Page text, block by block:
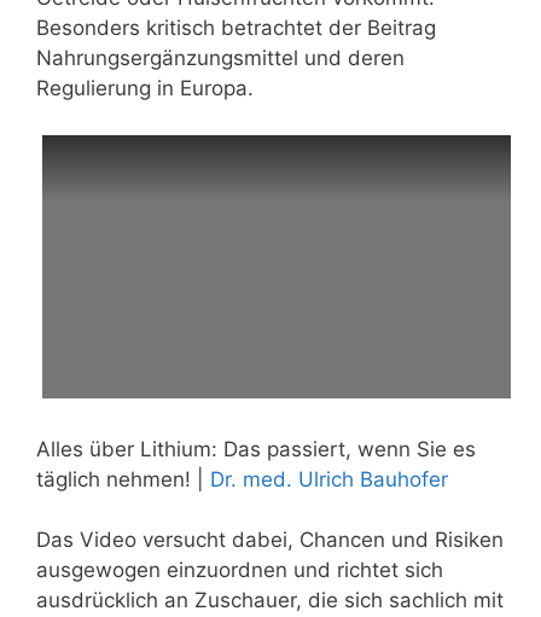
Besonders kritisch betrachtet der Beitrag
Nahrungsergänzungsmittel und deren
Regulierung in Europa.
Alles über Lithium: Das passiert, wenn Sie es
täglich nehmen! | Dr. med. Ulrich Bauhofer
Das Video versucht dabei, Chancen und Risiken
ausgewogen einzuordnen und richtet sich
ausdrücklich an Zuschauer, die sich sachlich mit